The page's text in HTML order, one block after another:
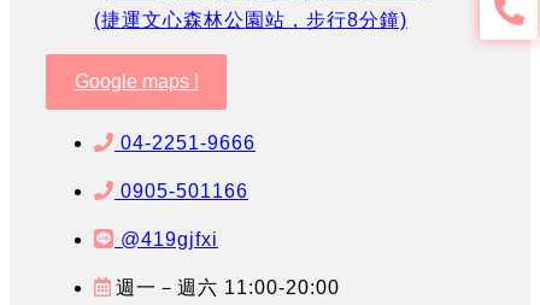
(捷運文心森林公園站，步行8分鐘)
Google maps !
04-2251-9666
0905-501166
@419gjfxi
週一－週六 11:00-20:00